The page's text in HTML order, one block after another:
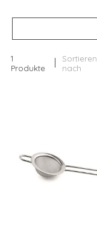
1
Produkte
Sortieren
nach